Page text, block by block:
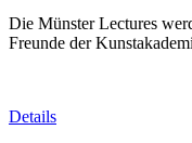
Die Münster Lectures
Freunde der
Details